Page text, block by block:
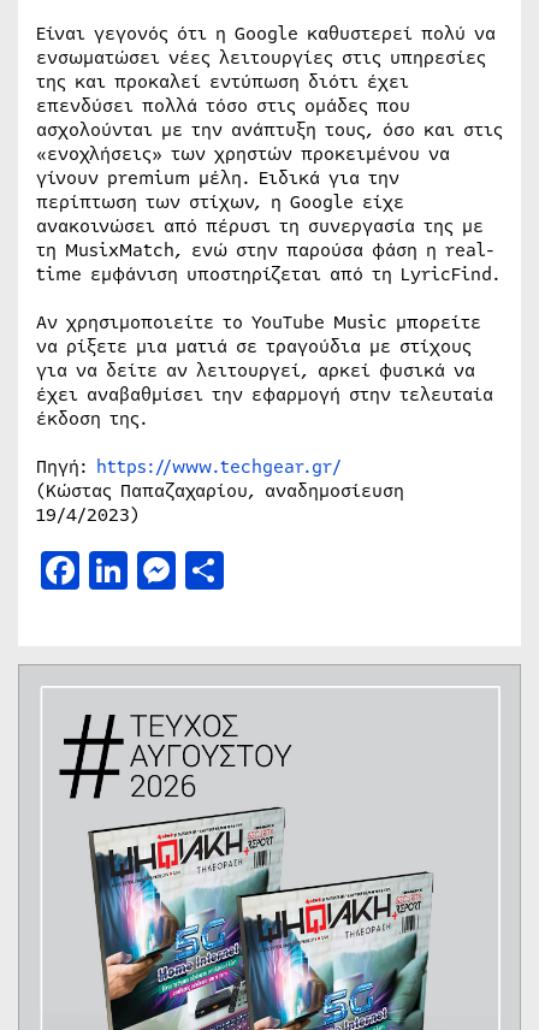
Είναι γεγονός ότι η Google καθυστερεί πολύ να
ενσωματώσει νέες λειτουργίες στις υπηρεσίες
της και προκαλεί εντύπωση διότι έχει
επενδύσει πολλά τόσο στις ομάδες που
ασχολούνται με την ανάπτυξη τους, όσο και στις
«ενοχλήσεις» των χρηστών προκειμένου να
γίνουν premium μέλη. Ειδικά για την
περίπτωση των στίχων, η Google είχε
ανακοινώσει από πέρυσι τη συνεργασία της με
τη MusixMatch, ενώ στην παρούσα φάση η real-
time εμφάνιση υποστηρίζεται από τη LyricFind.
Αν χρησιμοποιείτε το YouTube Music μπορείτε
να ρίξετε μια ματιά σε τραγούδια με στίχους
για να δείτε αν λειτουργεί, αρκεί φυσικά να
έχει αναβαθμίσει την εφαρμογή στην τελευταία
έκδοση της.
Πηγή: https://www.techgear.gr/
(Κώστας Παπαζαχαρίου, αναδημοσίευση
19/4/2023)
Facebook
LinkedIn
Messenger